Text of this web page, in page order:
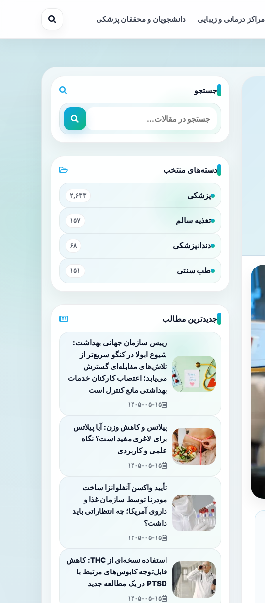
مراکز درمانی و زیبایی دانشجویان و محققان پزشکی
جستجو
دسته‌های منتخب
پزشکی ۲,۶۳۳
تغذیه سالم ۱۵۷
دندانپزشکی ۶۸
طب سنتی ۱۵۱
جدیدترین مطالب
رییس سازمان جهانی بهداشت:
شیوع ابولا در کنگو سریع‌تر از
تلاش‌های مقابله‌ای گسترش
می‌یابد؛ اعتصاب کارکنان خدمات
بهداشتی مانع کنترل است
۱۴۰۵-۰۵-۱۵
پیلاتس و کاهش وزن: آیا پیلاتس
برای لاغری مفید است؟ نگاه
علمی و کاربردی
۱۴۰۵-۰۵-۱۵
تأیید واکسن آنفلوانزا ساخت
مودرنا توسط سازمان غذا و
داروی آمریکا؛ چه انتظاراتی باید
داشت؟
۱۴۰۵-۰۵-۱۵
استفاده نسخه‌ای از THC: کاهش
قابل‌توجه کابوس‌های مرتبط با
PTSD در یک مطالعه جدید
۱۴۰۵-۰۵-۱۵